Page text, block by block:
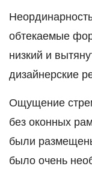
обтекаемые
низкий и
дизайнерские
Ощущение
без оконных
были
было очень